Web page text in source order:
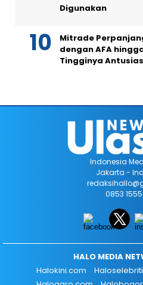
Digunakan
Mitrade
dengan AFA
Tingginya
Indonesia
Jakarta -
0853
HALO MEDIA
Halokini.com